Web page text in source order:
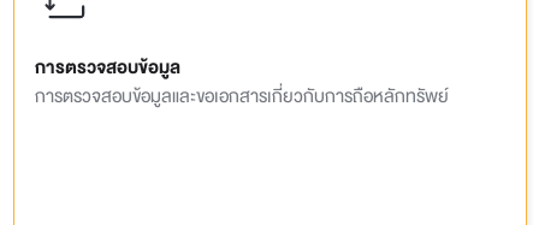
การตรวจสอบข้อมูล
การตรวจสอบข้อมูลและขอเอกสารเกี่ยวกับการถือหลักทรัพย์